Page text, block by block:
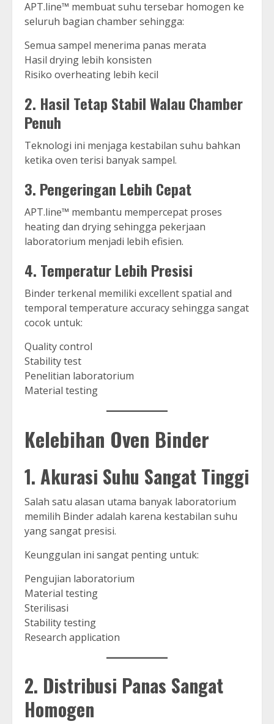
APT.line™ membuat suhu tersebar homogen ke
seluruh bagian chamber sehingga:
Semua sampel menerima panas merata
Hasil drying lebih konsisten
Risiko overheating lebih kecil
2. Hasil Tetap Stabil Walau Chamber
Penuh
Teknologi ini menjaga kestabilan suhu bahkan
ketika oven terisi banyak sampel.
3. Pengeringan Lebih Cepat
APT.line™ membantu mempercepat proses
heating dan drying sehingga pekerjaan
laboratorium menjadi lebih efisien.
4. Temperatur Lebih Presisi
Binder terkenal memiliki excellent spatial and
temporal temperature accuracy sehingga sangat
cocok untuk:
Quality control
Stability test
Penelitian laboratorium
Material testing
Kelebihan Oven Binder
1. Akurasi Suhu Sangat Tinggi
Salah satu alasan utama banyak laboratorium
memilih Binder adalah karena kestabilan suhu
yang sangat presisi.
Keunggulan ini sangat penting untuk:
Pengujian laboratorium
Material testing
Sterilisasi
Stability testing
Research application
2. Distribusi Panas Sangat
Homogen